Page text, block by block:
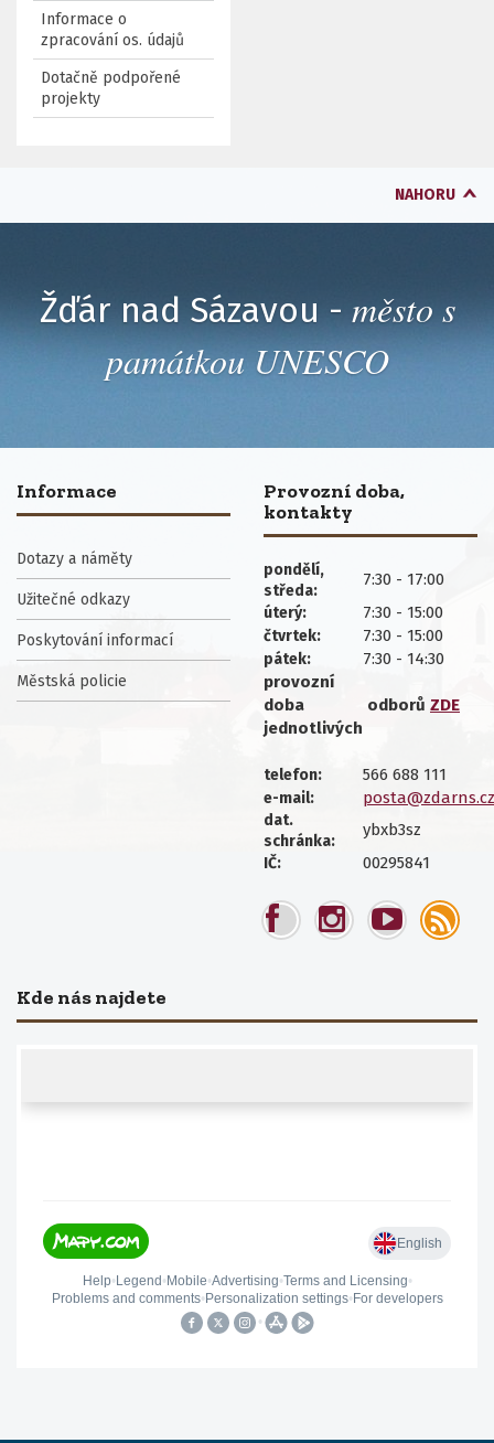
Informace o
zpracování os. údajů
Dotačně podpořené
projekty
NAHORU
Žďár nad Sázavou - město s
památkou UNESCO
Informace
Dotazy a náměty
Užitečné odkazy
Poskytování informací
Městská policie
Provozní doba,
kontakty
pondělí,
středa:
7:30 - 17:00
úterý: 7:30 - 15:00
čtvrtek: 7:30 - 15:00
pátek:
7:30 - 14:30
provozní
doba
jednotlivých
odborů ZDE
telefon: 566 688 111
e-mail: posta@zdarns.cz
dat.
schránka:
ybxb3sz
IČ: 00295841
Kde nás najdete